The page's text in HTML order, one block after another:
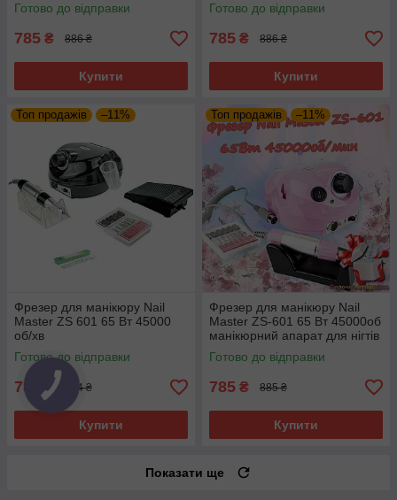
манікюру ORI GINAL
Готово до відправки
785 ₴ 886 ₴
Купити
манікюру ORI GINAL
Готово до відправки
785 ₴ 886 ₴
Купити
Топ продажів –11%
Фрезер для манікюру Nail
Master ZS 601 65 Вт 45000
об/хв
Готово до відправки
784 ₴ 884 ₴
Купити
Топ продажів –11%
Фрезер для манікюру Nail
Master ZS-601 65 Вт 45000об
манікюрний апарат для нігтів
машинка з насадками для
нігтів ЗС 601
Готово до відправки
785 ₴ 885 ₴
Купити
Показати ще